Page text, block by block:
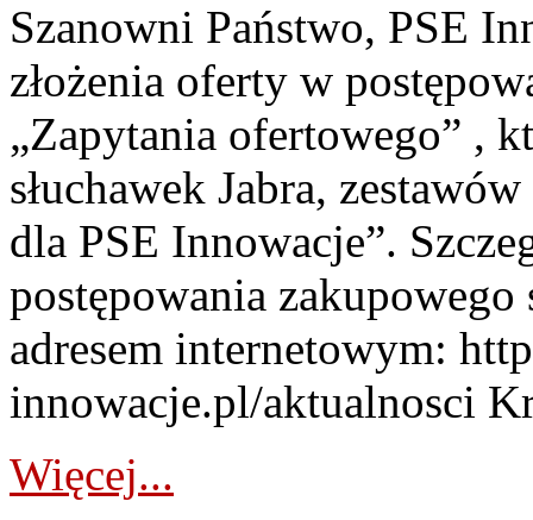
Szanowni Państwo, PSE
złożenia oferty w
„Zapytania ofertowego” ,
słuchawek Jabra,
dla PSE Innowacje”.
postępowania zakupowego
adresem internetowym:
innowacje.pl/aktualnosci
Więcej...